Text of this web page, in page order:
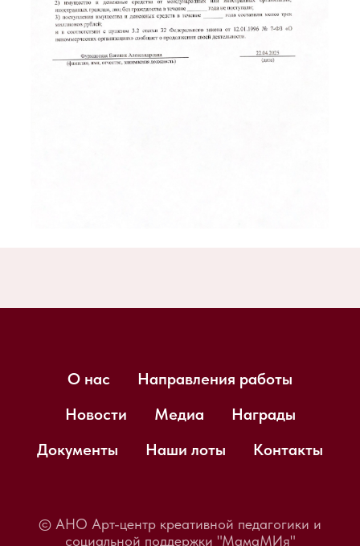
О нас
Направления работы
Новости
Медиа
Награды
Документы
Наши лоты Контакты
© АНО Арт-центр креативной педагогики и
социальной поддержки "МамаМИя"